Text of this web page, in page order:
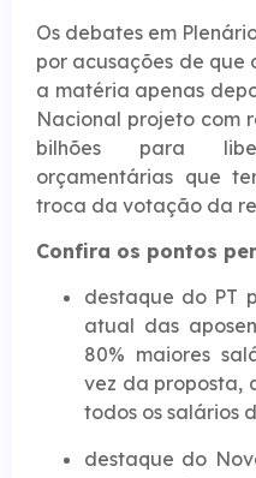
Os debates em
por acusações de que
a matéria apenas
Nacional projeto com
bilhões para
orçamentárias que
troca da votação da
Confira os pontos
destaque do PT
atual das
80% maiores
vez da proposta,
todos os salários
destaque do